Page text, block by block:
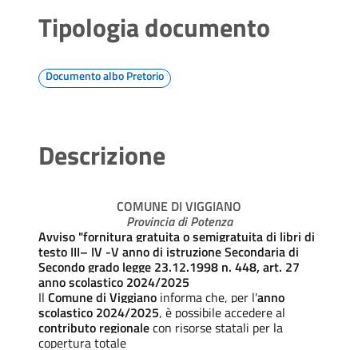
Tipologia documento
Documento albo Pretorio
Descrizione
COMUNE DI VIGGIANO
Provincia di Potenza
Avviso "fornitura gratuita o semigratuita di libri di
testo III– IV -V anno di istruzione Secondaria di
Secondo grado legge 23.12.1998 n. 448, art. 27
anno scolastico 2024/2025
Il Comune di Viggiano informa che, per l'anno
scolastico 2024/2025, è possibile accedere al
contributo regionalecon risorse statali per la
copertura totale